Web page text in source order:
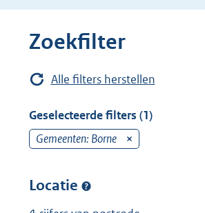
Zoekfilter
Alle filters herstellen
Geselecteerde filters (1)
Gemeenten: Borne
Locatie